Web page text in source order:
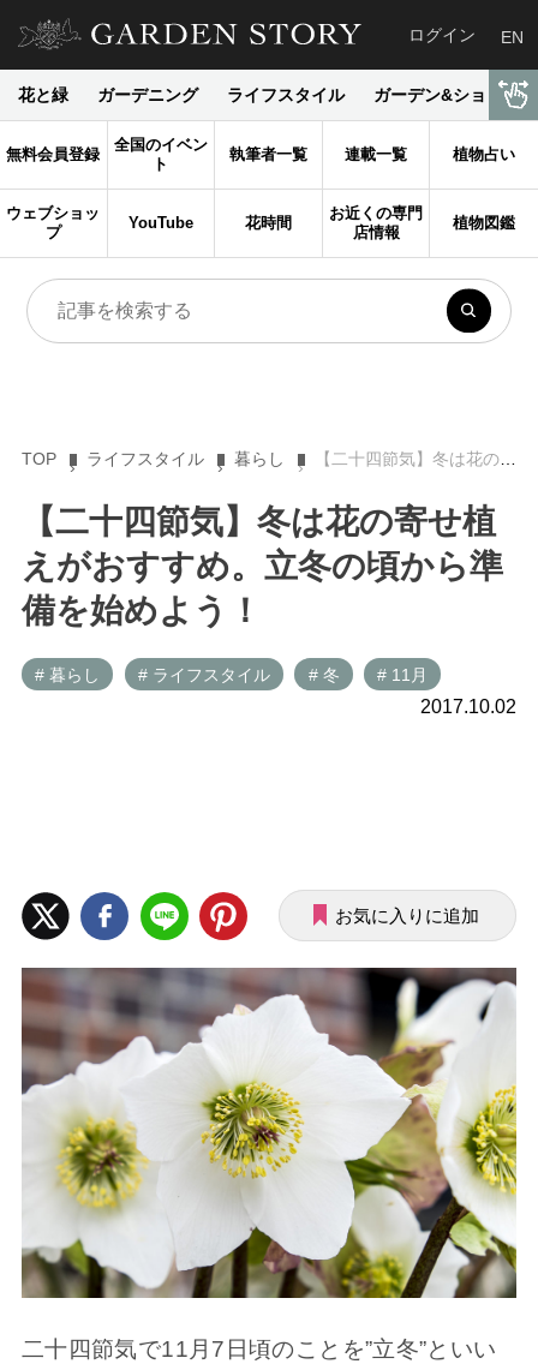
ログイン EN
花と緑 ガーデニング ライフスタイル ガーデン&ショップ
無料会員登録
全国のイベン
ト
執筆者一覧 連載一覧 植物占い
ウェブショッ
プ
YouTube 花時間
お近くの専門
店情報
植物図鑑
TOP ライフスタイル 暮らし 【二十四節気】冬は花の寄せ植えがおすすめ。立冬の頃から準備を始めよう！
【二十四節気】冬は花の寄せ植
えがおすすめ。立冬の頃から準
備を始めよう！
# 暮らし # ライフスタイル # 冬 # 11月
2017.10.02
お気に入りに追加
二十四節気で11月7日頃のことを”立冬”といい